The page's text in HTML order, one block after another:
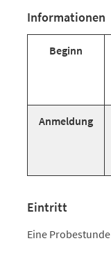
Informationen
Beginn
Anmeldung
Eintritt
Eine